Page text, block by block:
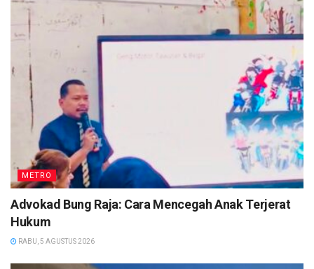
METRO
Advokad Bung Raja: Cara Mencegah Anak Terjerat
Hukum
RABU, 5 AGUSTUS 2026